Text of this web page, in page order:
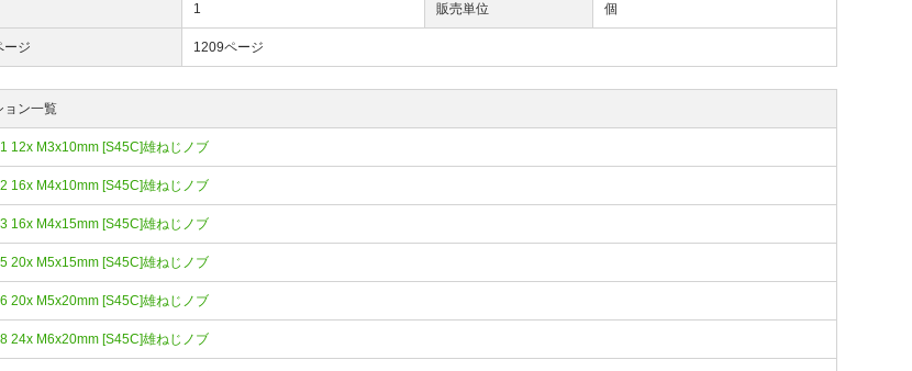
1 販売単位 個
ージ 1209ページ
ョン一覧
12x M3x10mm [S45C]雄ねじノブ
16x M4x10mm [S45C]雄ねじノブ
16x M4x15mm [S45C]雄ねじノブ
20x M5x15mm [S45C]雄ねじノブ
20x M5x20mm [S45C]雄ねじノブ
24x M6x20mm [S45C]雄ねじノブ